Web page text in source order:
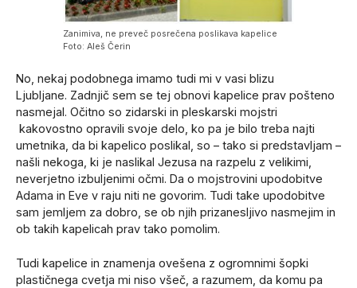
Zanimiva, ne preveč posrečena poslikava kapelice
Foto: Aleš Čerin
No, nekaj podobnega imamo tudi mi v vasi blizu
Ljubljane. Zadnjič sem se tej obnovi kapelice prav pošteno
nasmejal. Očitno so zidarski in pleskarski mojstri
kakovostno opravili svoje delo, ko pa je bilo treba najti
umetnika, da bi kapelico poslikal, so – tako si predstavljam –
našli nekoga, ki je naslikal Jezusa na razpelu z velikimi,
neverjetno izbuljenimi očmi. Da o mojstrovini upodobitve
Adama in Eve v raju niti ne govorim. Tudi take upodobitve
sam jemljem za dobro, se ob njih prizanesljivo nasmejim in
ob takih kapelicah prav tako pomolim.
Tudi kapelice in znamenja ovešena z ogromnimi šopki
plastičnega cvetja mi niso všeč, a razumem, da komu pa